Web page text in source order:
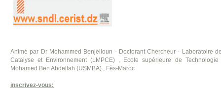
Animé par Dr Mohammed Benjelloun - Doctorant Chercheur - Laboratoire
Catalyse et Environnement (LMPCE) , Ecole supérieure de
Mohamed Ben Abdellah (USMBA) , Fès-Maroc
inscrivez-vous: